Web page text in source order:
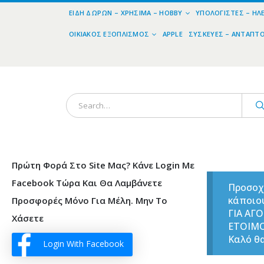
ΕΊΔΗ ΔΏΡΩΝ – ΧΡΉΣΙΜΑ – HOBBY ΥΠΟΛΟΓΙΣΤΈΣ –
ΟΙΚΙΑΚΌΣ ΕΞΟΠΛΙΣΜΌΣ APPLE ΣΥΣΚΕΥΈΣ –
ΓΙΑ
Καλό
Πρώτη Φορά Στο Site Μας? Κάνε Login Με
Facebook Τώρα Και Θα Λαμβάνετε
Προσφορές Μόνο Για Μέλη. Μην Το
Χάσετε
Login With Facebook